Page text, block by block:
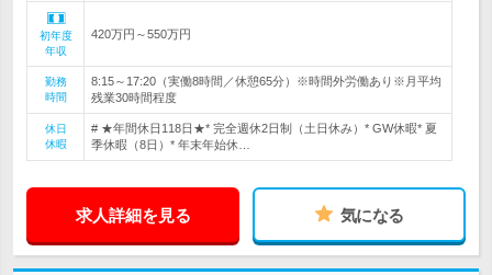
初年度
年収
420万円～550万円
勤務
時間
8:15～17:20（実働8時間／休憩65分）※時間外労働あり※月平均
残業30時間程度
休日
休暇
# ★年間休日118日★* 完全週休2日制（土日休み）* GW休暇* 夏
季休暇（8日）* 年末年始休…
求人詳細を見る 気になる